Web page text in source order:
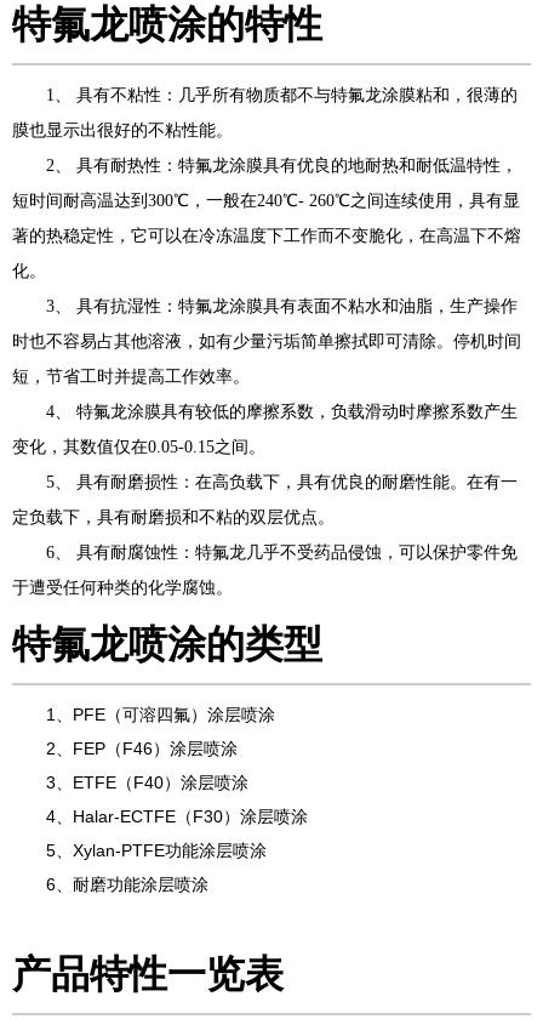
特氟龙喷涂的特性
1、 具有不粘性：几乎所有物质都不与特氟龙涂膜粘和，很薄的
膜也显示出很好的不粘性能。
2、 具有耐热性：特氟龙涂膜具有优良的地耐热和耐低温特性，
短时间耐高温达到300℃，一般在240℃- 260℃之间连续使用，具有显
著的热稳定性，它可以在冷冻温度下工作而不变脆化，在高温下不熔
化。
3、 具有抗湿性：特氟龙涂膜具有表面不粘水和油脂，生产操作
时也不容易占其他溶液，如有少量污垢简单擦拭即可清除。停机时间
短，节省工时并提高工作效率。
4、 特氟龙涂膜具有较低的摩擦系数，负载滑动时摩擦系数产生
变化，其数值仅在0.05-0.15之间。
5、 具有耐磨损性：在高负载下，具有优良的耐磨性能。在有一
定负载下，具有耐磨损和不粘的双层优点。
6、 具有耐腐蚀性：特氟龙几乎不受药品侵蚀，可以保护零件免
于遭受任何种类的化学腐蚀。
特氟龙喷涂的类型
1、PFE（可溶四氟）涂层喷涂
2、FEP（F46）涂层喷涂
3、ETFE（F40）涂层喷涂
4、Halar-ECTFE（F30）涂层喷涂
5、Xylan-PTFE功能涂层喷涂
6、耐磨功能涂层喷涂
产品特性一览表